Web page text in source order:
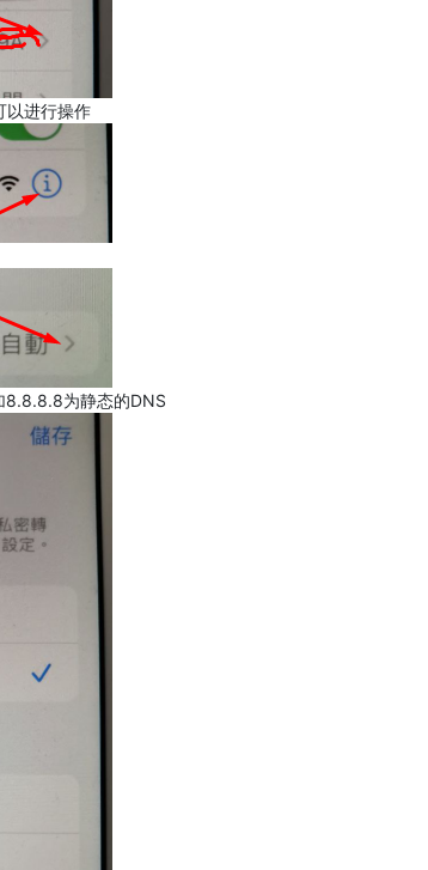
以进行操作
8.8.8.8为静态的DNS